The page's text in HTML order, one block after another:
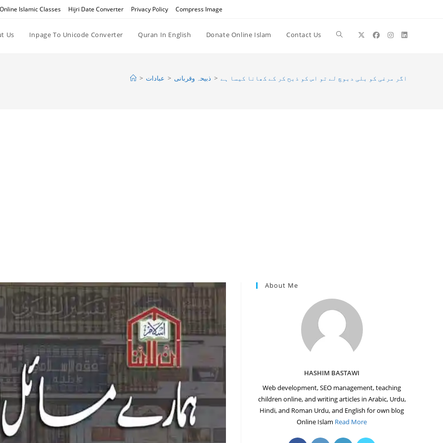
Online Islamic Classes Hijri Date Converter Privacy Policy Compress Image
Us Inpage To Unicode Converter Quran In English Donate Online Islam Contact Us Toggle
> عبادات > ذبیحہ وقربانی > اگر مرغی کو بلی دبوچ لے تو اس کو ذبح کر کے کھانا کیسا ہے
About Me
HASHIM BASTAWI
Web development, SEO management, teaching
children online, and writing articles in Arabic, Urdu,
Hindi, and Roman Urdu, and English for own blog
Online Islam Read More